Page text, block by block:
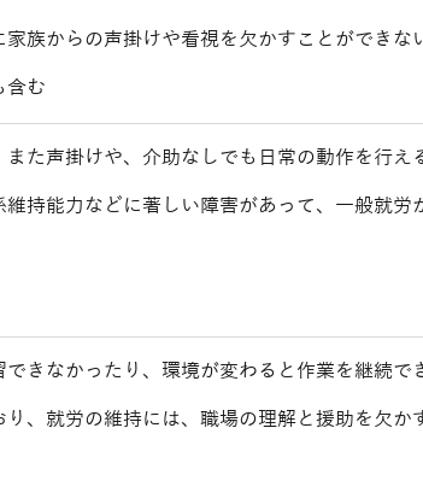
族からの声掛けや看視を欠かすことができな
含む
た声掛けや、介助なしでも日常の動作を行え
持能力などに著しい障害があって、一般就労
きなかったり、環境が変わると作業を継続で
、就労の維持には、職場の理解と援助を欠か